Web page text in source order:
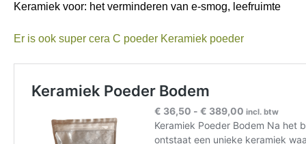
Keramiek voor: het verminderen van e-smog, leefruimte
Er is ook super cera C poeder Keramiek poeder